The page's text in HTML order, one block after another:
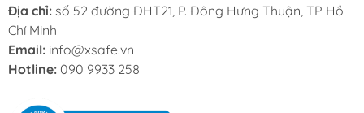
Địa chỉ: số 52 đường ĐHT21, P. Đông Hưng Thuận, TP Hồ
Chí Minh
Email: info@xsafe.vn
Hotline: 090 9933 258